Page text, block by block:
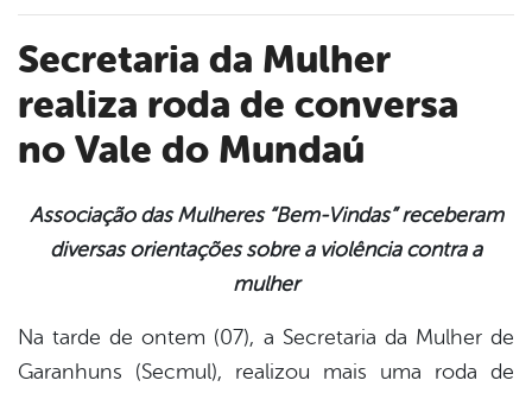
Secretaria da Mulher
realiza roda de conversa
no Vale do Mundaú
Associação das Mulheres “Bem-Vindas” receberam
diversas orientações sobre a violência contra a
mulher
Na tarde de ontem (07), a Secretaria da Mulher de
Garanhuns (Secmul), realizou mais uma roda de